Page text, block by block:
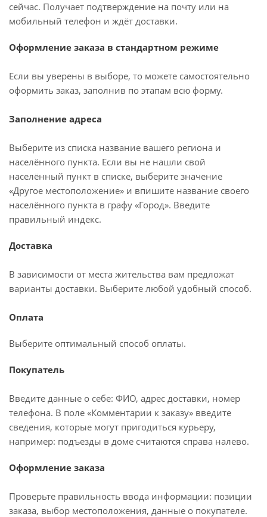
сейчас. Получает подтверждение на почту или на
мобильный телефон и ждёт доставки.
Оформление заказа в стандартном режиме
Если вы уверены в выборе, то можете самостоятельно
оформить заказ, заполнив по этапам всю форму.
Заполнение адреса
Выберите из списка название вашего региона и
населённого пункта. Если вы не нашли свой
населённый пункт в списке, выберите значение
«Другое местоположение» и впишите название своего
населённого пункта в графу «Город». Введите
правильный индекс.
Доставка
В зависимости от места жительства вам предложат
варианты доставки. Выберите любой удобный способ.
Оплата
Выберите оптимальный способ оплаты.
Покупатель
Введите данные о себе: ФИО, адрес доставки, номер
телефона. В поле «Комментарии к заказу» введите
сведения, которые могут пригодиться курьеру,
например: подъезды в доме считаются справа налево.
Оформление заказа
Проверьте правильность ввода информации: позиции
заказа, выбор местоположения, данные о покупателе.